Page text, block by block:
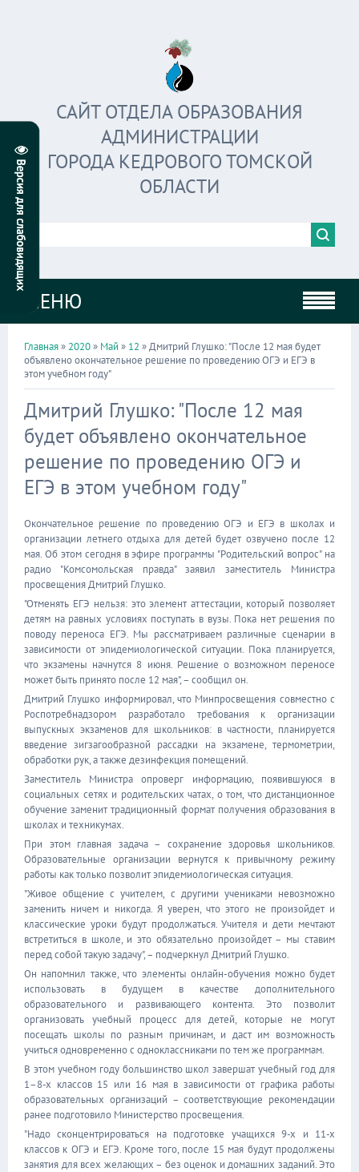
САЙТ ОТДЕЛА ОБРАЗОВАНИЯ
АДМИНИСТРАЦИИ
ГОРОДА КЕДРОВОГО ТОМСКОЙ
ОБЛАСТИ
МЕНЮ
Главная» 2020» Май » 12 » Дмитрий Глушко: "После 12 мая будет
объявлено окончательное решение по проведению ОГЭ и ЕГЭ в
этом учебном году"
Дмитрий Глушко: "После 12 мая
будет объявлено окончательное
решение по проведению ОГЭ и
ЕГЭ в этом учебном году"
Окончательное решение по проведению ОГЭ и ЕГЭ в школах и
организации летнего отдыха для детей будет озвучено после 12
мая. Об этом сегодня в эфире программы "Родительский вопрос" на
радио "Комсомольская правда" заявил заместитель Министра
просвещения Дмитрий Глушко.
"Отменять ЕГЭ нельзя: это элемент аттестации, который позволяет
детям на равных условиях поступать в вузы. Пока нет решения по
поводу переноса ЕГЭ. Мы рассматриваем различные сценарии в
зависимости от эпидемиологической ситуации. Пока планируется,
что экзамены начнутся 8 июня. Решение о возможном переносе
может быть принято после 12 мая", – сообщил он.
Дмитрий Глушко информировал, что Минпросвещения совместно с
Роспотребнадзором разработало требования к организации
выпускных экзаменов для школьников: в частности, планируется
введение зигзагообразной рассадки на экзамене, термометрии,
обработки рук, а также дезинфекция помещений.
Заместитель Министра опроверг информацию, появившуюся в
социальных сетях и родительских чатах, о том, что дистанционное
обучение заменит традиционный формат получения образования в
школах и техникумах.
При этом главная задача – сохранение здоровья школьников.
Образовательные организации вернутся к привычному режиму
работы как только позволит эпидемиологическая ситуация.
"Живое общение с учителем, с другими учениками невозможно
заменить ничем и никогда. Я уверен, что этого не произойдет и
классические уроки будут продолжаться. Учителя и дети мечтают
встретиться в школе, и это обязательно произойдет – мы ставим
перед собой такую задачу", – подчеркнул Дмитрий Глушко.
Он напомнил также, что элементы онлайн-обучения можно будет
использовать в будущем в качестве дополнительного
образовательного и развивающего контента. Это позволит
организовать учебный процесс для детей, которые не могут
посещать школы по разным причинам, и даст им возможность
учиться одновременно с одноклассниками по тем же программам.
В этом учебном году большинство школ завершат учебный год для
1–8-х классов 15 или 16 мая в зависимости от графика работы
образовательных организаций – соответствующие рекомендации
ранее подготовило Министерство просвещения.
"Надо сконцентрироваться на подготовке учащихся 9-х и 11-х
классов к ОГЭ и ЕГЭ. Кроме того, после 15 мая будут продолжены
занятия для всех желающих – без оценок и домашних заданий. Это